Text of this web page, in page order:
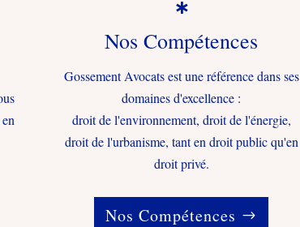

Nos Compétences
Gossement Avocats est une référence dans ses
domaines d'excellence :
droit de l'environnement, droit de l'énergie,
droit de l'urbanisme, tant en droit public qu'en
droit privé.
Nos Compétences